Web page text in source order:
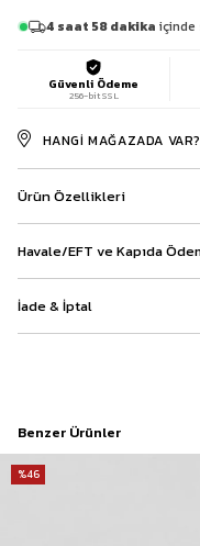
4 saat 58 dakika içinde
Güvenli Ödeme
256-bit SSL
HANGI MAĞAZADA VAR?
Ürün Özellikleri
Havale/EFT ve Kapıda
İade & İptal
Benzer Ürünler
%46